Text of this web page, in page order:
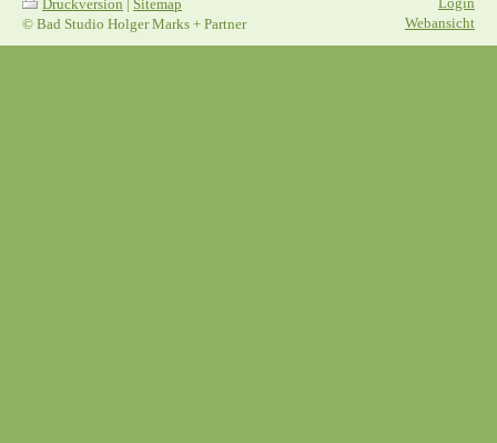
Druckversion | Sitemap
© Bad Studio Holger Marks + Partner
Webansicht